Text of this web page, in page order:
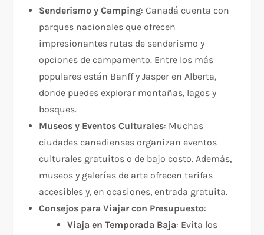
Senderismo y Camping: Canadá cuenta con
parques nacionales que ofrecen
impresionantes rutas de senderismo y
opciones de campamento. Entre los más
populares están Banff y Jasper en Alberta,
donde puedes explorar montañas, lagos y
bosques.
Museos y Eventos Culturales: Muchas
ciudades canadienses organizan eventos
culturales gratuitos o de bajo costo. Además,
museos y galerías de arte ofrecen tarifas
accesibles y, en ocasiones, entrada gratuita.
Consejos para Viajar con Presupuesto:
Viaja en Temporada Baja: Evita los